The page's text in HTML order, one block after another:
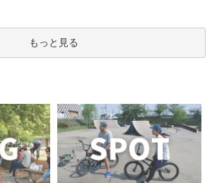
もっと見る